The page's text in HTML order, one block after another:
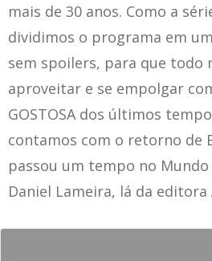
mais de 30 anos. Como a
dividimos o programa em
sem spoilers, para que todo
aproveitar e se empolgar
GOSTOSA dos últimos
contamos com o retorno de
passou um tempo no
Daniel Lameira, lá da editora